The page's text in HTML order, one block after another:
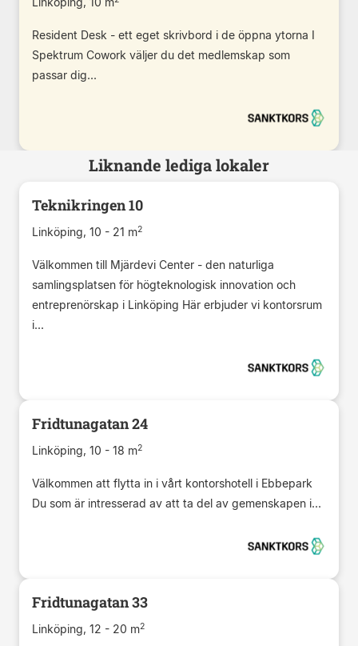
Resident Desk - ett eget skrivbord i de öppna ytorna I
Spektrum Cowork väljer du det medlemskap som
passar dig...
Liknande lediga lokaler
Teknikringen 10
Linköping, 10 - 21 m2
Välkommen till Mjärdevi Center - den naturliga
samlingsplatsen för högteknologisk innovation och
entreprenörskap i Linköping Här erbjuder vi kontorsrum
i...
Fridtunagatan 24
Linköping, 10 - 18 m2
Välkommen att flytta in i vårt kontorshotell i Ebbepark
Du som är intresserad av att ta del av gemenskapen i...
Fridtunagatan 33
Linköping, 12 - 20 m2